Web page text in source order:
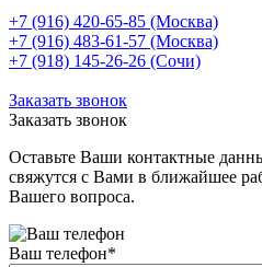
+7 (916) 420-65-85 (Москва)
+7 (916) 483-61-57 (Москва)
+7 (918) 145-26-26 (Сочи)
Заказать звонок
Заказать звонок
Оставьте Ваши контактные
свяжутся с Вами в ближайшее
Вашего вопроса.
Ваш телефон*